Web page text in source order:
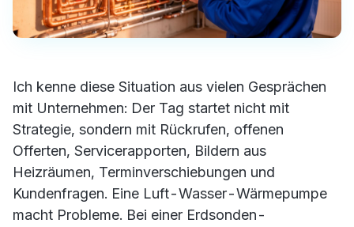
Ich kenne diese Situation aus vielen Gesprächen
mit Unternehmen: Der Tag startet nicht mit
Strategie, sondern mit Rückrufen, offenen
Offerten, Servicerapporten, Bildern aus
Heizräumen, Terminverschiebungen und
Kundenfragen. Eine Luft-Wasser-Wärmepumpe
macht Probleme. Bei einer Erdsonden-